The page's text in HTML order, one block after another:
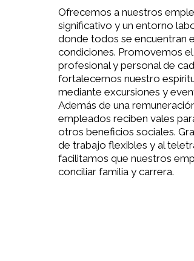
Ofrecemos a nuestros
significativo y un entorno
donde todos se encuentran
condiciones. Promovemos
profesional y personal de
fortalecemos nuestro
mediante excursiones y
Además de una
empleados reciben vales
otros beneficios sociales.
de trabajo flexibles y al
facilitamos que nuestros
conciliar familia y carrera.